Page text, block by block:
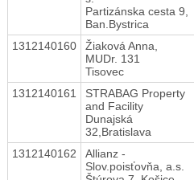
Partizánska cesta 9,
Ban.Bystrica
1312140160
Žiaková Anna,
MUDr. 131
Tisovec
1312140161
STRABAG Property
and Facility
Dunajská
32,Bratislava
1312140162
Allianz -
Slov.poisťovňa, a.s.